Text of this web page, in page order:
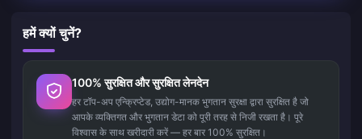
हमें क्यों चुनें?
100% सुरक्षित और सुरक्षित लेनदेन
हर टॉप-अप एन्क्रिप्टेड, उद्योग-मानक भुगतान सुरक्षा द्वारा सुरक्षित है जो
आपके व्यक्तिगत और भुगतान डेटा को पूरी तरह से निजी रखता है। पूरे
विश्वास के साथ खरीदारी करें — हर बार 100% सुरक्षित।